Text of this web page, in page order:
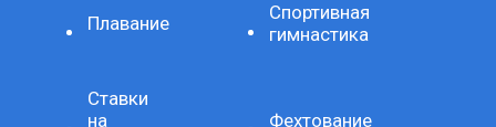
Плавание
Спортивная
гимнастика
Ставки
на
Фехтование